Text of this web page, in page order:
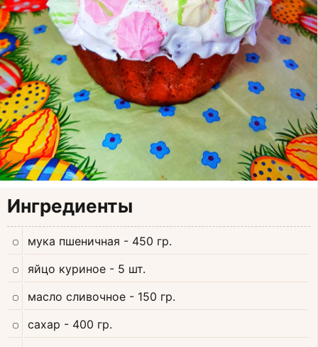
Ингредиенты
мука пшеничная - 450 гр.
яйцо куриное - 5 шт.
масло сливочное - 150 гр.
сахар - 400 гр.